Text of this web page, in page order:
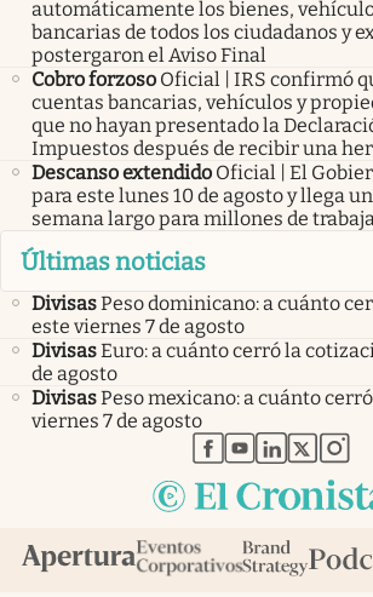
automáticamente los bienes,
bancarias de todos los ciudadanos y
postergaron el Aviso Final
Cobro forzoso Oficial | IRS confirmó
cuentas bancarias, vehículos y
que no hayan presentado la
Impuestos después de recibir una
Descanso extendido Oficial | El
para este lunes 10 de agosto y llega
semana largo para millones de
Últimas noticias
DivisasPeso dominicano: a cuánto
este viernes 7 de agosto
DivisasEuro: a cuánto cerró la
de agosto
DivisasPeso mexicano: a cuánto
viernes 7 de agosto
abre en nueva
abre en nueva
abre en
abre